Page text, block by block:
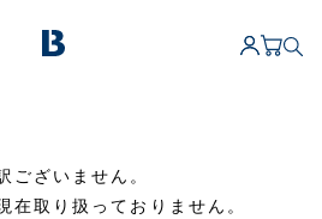
ございません。
在取り扱っておりません。